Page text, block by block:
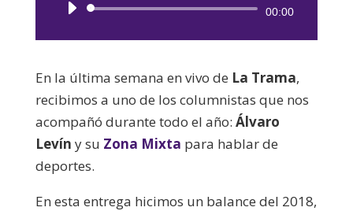
Reproductor
00:00
En la última semana en vivo de La Trama,
recibimos a uno de los columnistas que nos
acompañó durante todo el año: Álvaro
Levín y su Zona Mixta para hablar de
deportes.
En esta entrega hicimos un balance del 2018,